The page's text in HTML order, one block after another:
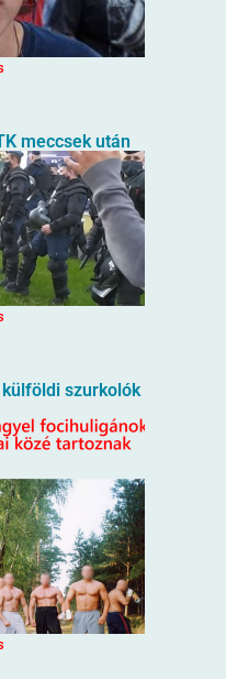
meccsek után
szurkolók